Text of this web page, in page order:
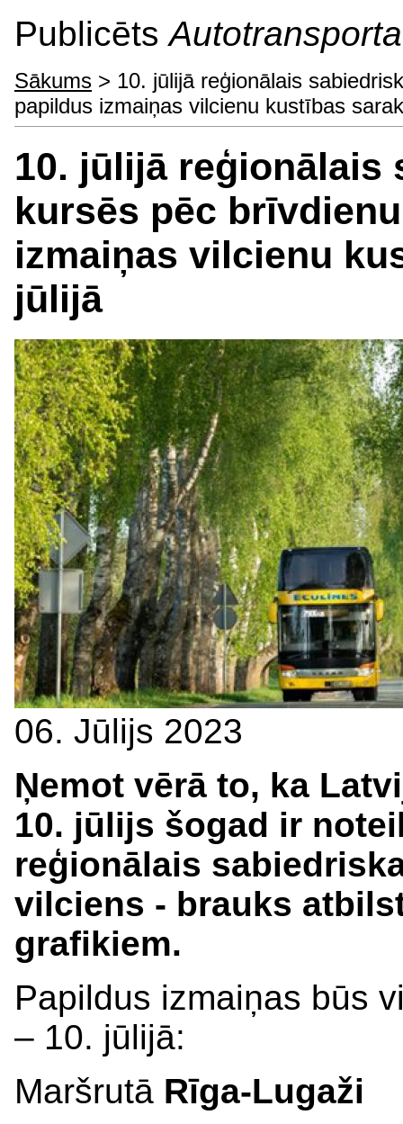
Publicēts
Sākums > 10. jūlijā reģionālais
papildus izmaiņas vilcienu kustības
10. jūlijā
kursēs pēc
izmaiņas vilcienu
jūlijā
06. Jūlijs 2023
Ņemot vērā to, ka
10. jūlijs šogad ir
reģionālais
vilciens - brauks
grafikiem.
Papildus izmaiņas būs
– 10. jūlijā:
Maršrutā Rīga-Lugaži